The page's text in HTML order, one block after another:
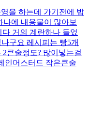
을 하는데 가기전에 밥
에 내용물이 많아보
거의 계란하나 들었
구요 레시피는 빵5개
큰술정도? 많이넣는걸
인머스터드 작은큰술